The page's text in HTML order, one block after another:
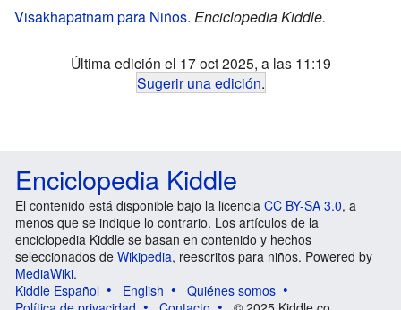
Visakhapatnam para Niños. Enciclopedia Kiddle.
Última edición el 17 oct 2025, a las 11:19
Sugerir una edición.
Enciclopedia Kiddle
El contenido está disponible bajo la licencia CC BY-SA 3.0, a
menos que se indique lo contrario. Los artículos de la
enciclopedia Kiddle se basan en contenido y hechos
seleccionados de Wikipedia, reescritos para niños. Powered by
MediaWiki.
Kiddle Español
English
Quiénes somos